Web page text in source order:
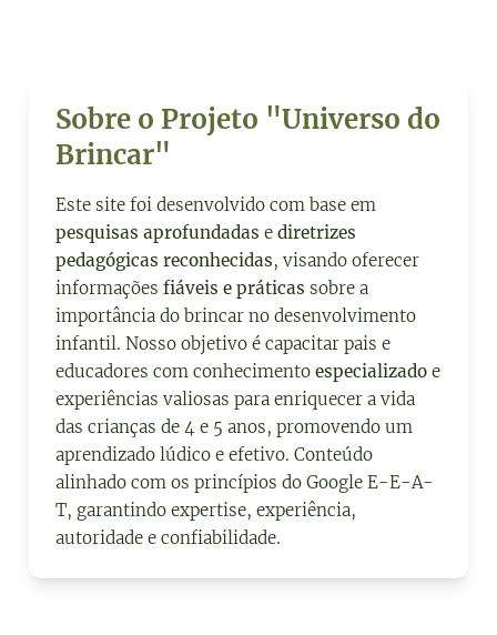
Sobre o Projeto "Universo do
Brincar"
Este site foi desenvolvido com base em
pesquisas aprofundadas e diretrizes
pedagógicas reconhecidas, visando oferecer
informações fiáveis e práticas sobre a
importância do brincar no desenvolvimento
infantil. Nosso objetivo é capacitar pais e
educadores com conhecimento especializado e
experiências valiosas para enriquecer a vida
das crianças de 4 e 5 anos, promovendo um
aprendizado lúdico e efetivo. Conteúdo
alinhado com os princípios do Google E-E-A-
T, garantindo expertise, experiência,
autoridade e confiabilidade.